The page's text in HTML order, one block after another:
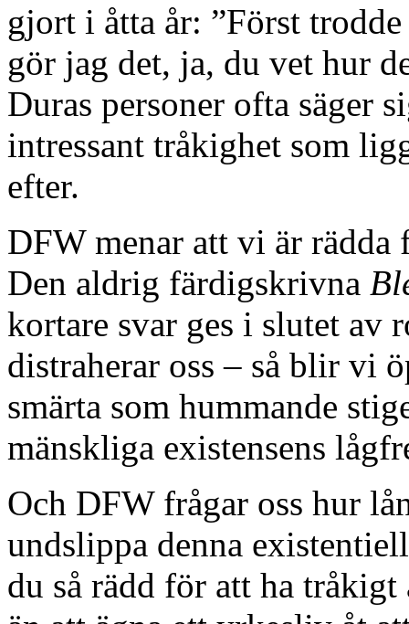
gjort i åtta år: ”Först
gör jag det, ja, du vet hur
Duras personer ofta säger
intressant tråkighet som
efter.
DFW menar att vi är
Den aldrig färdigskrivna
kortare svar ges i slutet av
distraherar oss – så blir vi
smärta som hummande
mänskliga existensens
Och DFW frågar oss hur
undslippa denna
du så rädd för att ha